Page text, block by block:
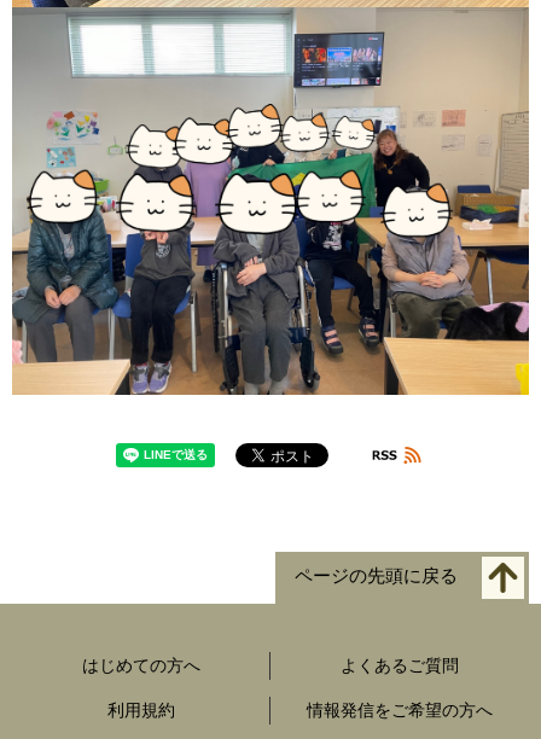
ページの先頭に戻る
はじめての方へ よくあるご質問
利用規約 情報発信をご希望の方へ